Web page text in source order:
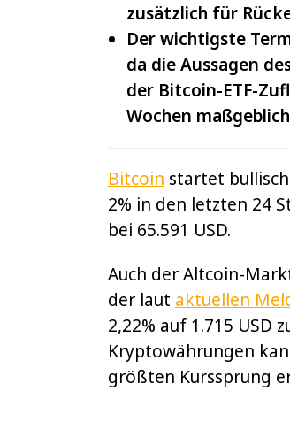
zusätzlich für
Der wichtigste
da die Aussagen
der Bitcoin-ETF-
Wochen
Bitcoin startet
2% in den letzten 24
bei 65.591 USD.
Auch der Altcoin-
der laut aktuellen
2,22% auf 1.715
Kryptowährungen
größten Kurssprung